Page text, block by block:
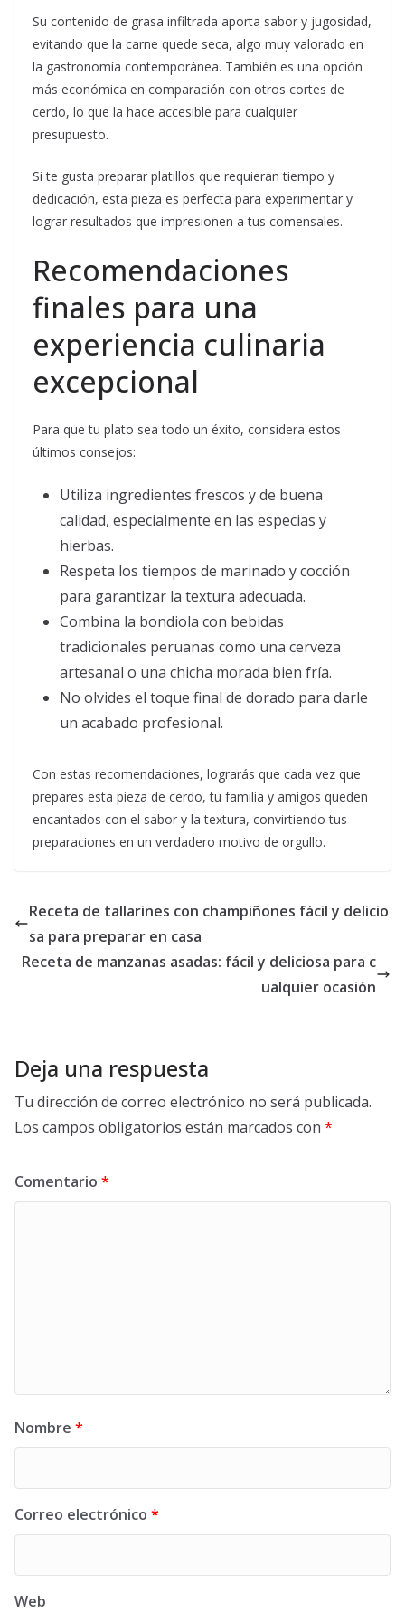
Su contenido de grasa infiltrada aporta sabor y jugosidad,
evitando que la carne quede seca, algo muy valorado en
la gastronomía contemporánea. También es una opción
más económica en comparación con otros cortes de
cerdo, lo que la hace accesible para cualquier
presupuesto.
Si te gusta preparar platillos que requieran tiempo y
dedicación, esta pieza es perfecta para experimentar y
lograr resultados que impresionen a tus comensales.
Recomendaciones
finales para una
experiencia culinaria
excepcional
Para que tu plato sea todo un éxito, considera estos
últimos consejos:
Utiliza ingredientes frescos y de buena
calidad, especialmente en las especias y
hierbas.
Respeta los tiempos de marinado y cocción
para garantizar la textura adecuada.
Combina la bondiola con bebidas
tradicionales peruanas como una cerveza
artesanal o una chicha morada bien fría.
No olvides el toque final de dorado para darle
un acabado profesional.
Con estas recomendaciones, lograrás que cada vez que
prepares esta pieza de cerdo, tu familia y amigos queden
encantados con el sabor y la textura, convirtiendo tus
preparaciones en un verdadero motivo de orgullo.
Receta de tallarines con champiñones fácil y delicio
sa para preparar en casa
Receta de manzanas asadas: fácil y deliciosa para c
ualquier ocasión
Deja una respuesta
Tu dirección de correo electrónico no será publicada.
Los campos obligatorios están marcados con *
Comentario *
Nombre *
Correo electrónico *
Web